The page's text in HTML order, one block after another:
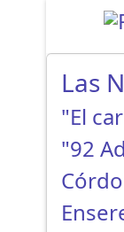
Las
"El
"92